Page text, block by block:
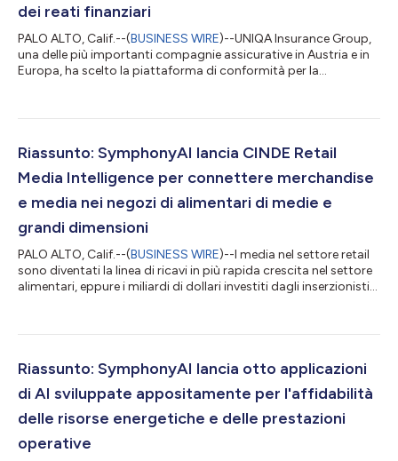
dei reati finanziari
PALO ALTO, Calif.--(BUSINESS WIRE)--UNIQA Insurance Group,
una delle più importanti compagnie assicurative in Austria e in
Europa, ha scelto la piattaforma di conformità per la
nelle sue operazioni in Europa centrale e orientale. Con attività
clienti, UNIQA porta uno degli ambienti di conformità più co...
Riassunto: SymphonyAI lancia CINDE Retail
Media Intelligence per connettere merchandise
e media nei negozi di alimentari di medie e
grandi dimensioni
PALO ALTO, Calif.--(BUSINESS WIRE)--I media nel settore retail
sono diventati la linea di ricavi in più rapida crescita nel settore
alimentari, eppure i miliardi di dollari investiti dagli inserzionisti
commercianti non vedono mai gli stessi dati. I commercianti
riorganizzano senza alcuna visibilità su quali investimen...
Riassunto: SymphonyAI lancia otto applicazioni
di AI sviluppate appositamente per l'affidabilità
delle risorse energetiche e delle prestazioni
operative